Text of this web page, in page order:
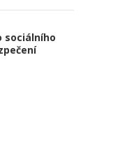
sociálního